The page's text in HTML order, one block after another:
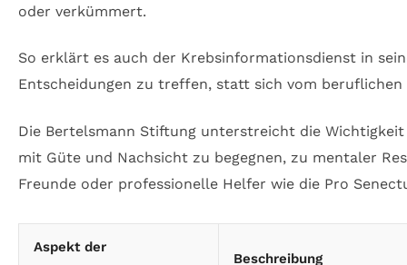
oder verkümmert.
So erklärt es auch der Krebsinformationsdienst in
Entscheidungen zu treffen, statt sich vom
Die Bertelsmann Stiftung unterstreicht die
mit Güte und Nachsicht zu begegnen, zu mentaler
Freunde oder professionelle Helfer wie die Pro
Aspekt der
Beschreibung